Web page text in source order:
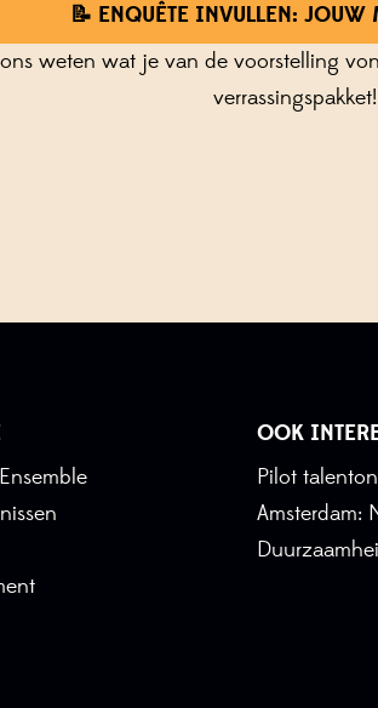
📝 ENQUÊTE INVULLEN: JOUW
weten wat je van de voorstelling
verrassingspakket!
OOK
Pilot
Amsterdam: